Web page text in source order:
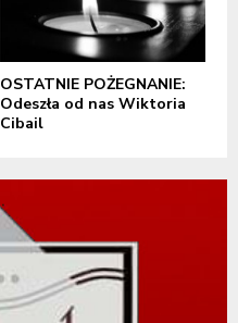
OSTATNIE POŻEGNANIE:
Odeszła od nas Wiktoria
Cibail